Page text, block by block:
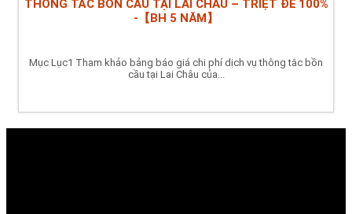
THÔNG TẮC BỒN CẦU TẠI LAI CHÂU – TRIỆT ĐỂ 100%
-【BH 5 NĂM】
Mục Lục1 Tham khảo bảng báo giá chi phí dịch vụ thông tắc bồn
cầu tại Lai Châu của...